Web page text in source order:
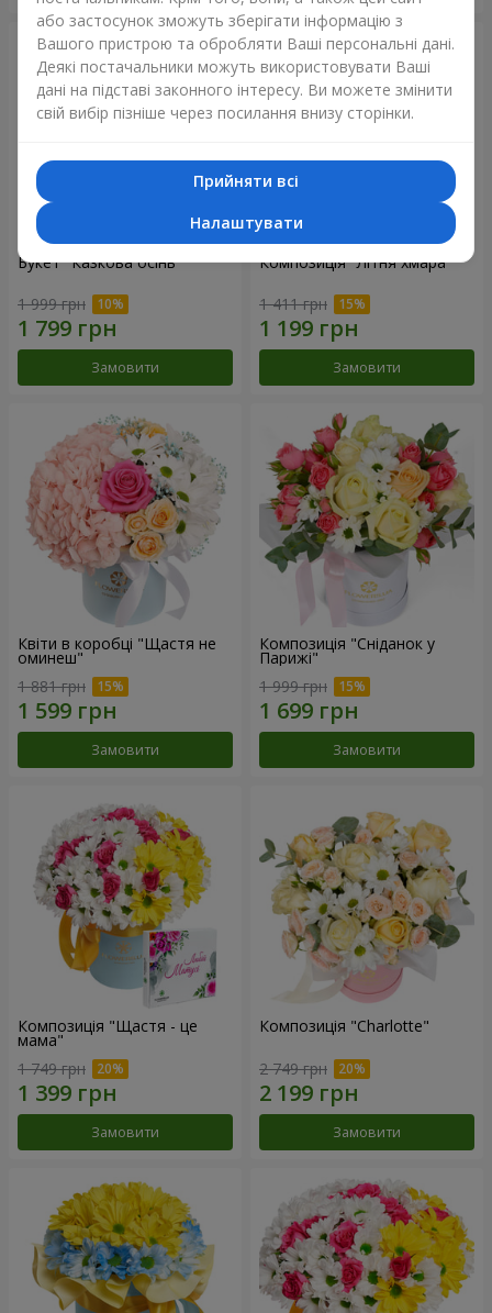
Букет "Казкова осінь"
1 999 грн
Замовити
Композиція "Літня хмара"
1 411 грн
Замовити
Квіти в коробці "Щастя не
оминеш"
1 881 грн
Замовити
Композиція "Сніданок у
Парижі"
1 999 грн
Замовити
Композиція "Щастя - це
мама"
1 749 грн
Замовити
Композиція "Charlotte"
2 749 грн
Замовити
або застосунок зможуть зберігати інформацію з
Вашого пристрою та обробляти Ваші персональні дані.
Деякі постачальники можуть використовувати Ваші
дані на підставі законного інтересу. Ви можете змінити
свій вибір пізніше через посилання внизу сторінки.
Прийняти всі
Налаштувати